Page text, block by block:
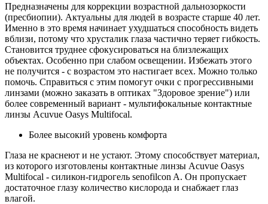
Предназначены для коррекции возрастной дальнозоркости
(пресбиопии). Актуальны для людей в возрасте старше 40 лет.
Именно в это время начинает ухудшаться способность видеть
вблизи, потому что хрусталик глаза частично теряет гибкость.
Становится труднее сфокусироваться на близлежащих
объектах. Особенно при слабом освещении. Избежать этого
не получится - с возрастом это настигает всех. Можно только
помочь. Справиться с этим помогут очки с прогрессивными
линзами (можно заказать в оптиках "Здоровое зрение") или
более современный вариант - мультифокальные контактные
линзы Acuvue Oasys Multifocal.
Более высокий уровень комфорта
Глаза не краснеют и не устают. Этому способствует материал,
из которого изготовлены контактные линзы Acuvue Oasys
Multifocal - силикон-гидрогель senofilcon A. Он пропускает
достаточное глазу количество кислорода и снабжает глаз
влагой.